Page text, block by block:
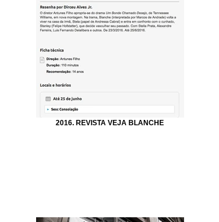
2016. REVISTA VEJA BLANCHE